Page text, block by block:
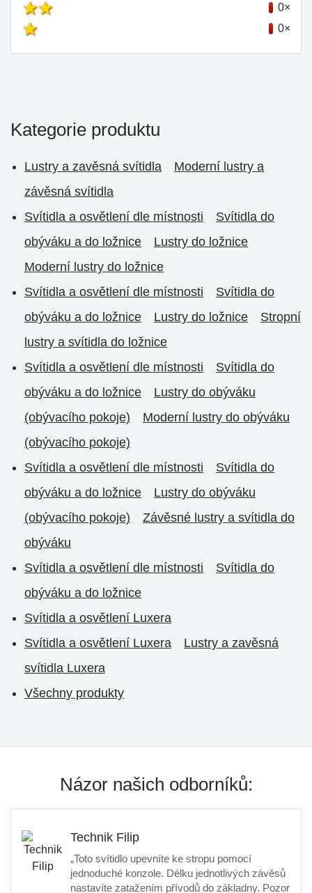
0×
0×
Kategorie produktu
Lustry a zavěsná svítidla
Moderní lustry a
závěsná svítidla
Svítidla a osvětlení dle místnosti
Svítidla do
obýváku a do ložnice
Lustry do ložnice
Moderní lustry do ložnice
Svítidla a osvětlení dle místnosti
Svítidla do
obýváku a do ložnice
Lustry do ložnice
Stropní
lustry a svítidla do ložnice
Svítidla a osvětlení dle místnosti
Svítidla do
obýváku a do ložnice
Lustry do obýváku
(obývacího pokoje)
Moderní lustry do obýváku
(obývacího pokoje)
Svítidla a osvětlení dle místnosti
Svítidla do
obýváku a do ložnice
Lustry do obýváku
(obývacího pokoje)
Závěsné lustry a svítidla do
obýváku
Svítidla a osvětlení dle místnosti
Svítidla do
obýváku a do ložnice
Svítidla a osvětlení Luxera
Svítidla a osvětlení Luxera
Lustry a zavěsná
svítidla Luxera
Všechny produkty
Názor našich odborníků:
Technik Filip
„Toto svítidlo upevníte ke stropu pomocí
jednoduché konzole. Délku jednotlivých závěsů
nastavíte zatažením přívodů do základny. Pozor